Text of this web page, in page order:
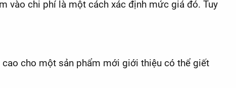
vào chi phí là một cách xác định mức giá đó. Tuy
cho một sản phẩm mới giới thiệu có thể giết